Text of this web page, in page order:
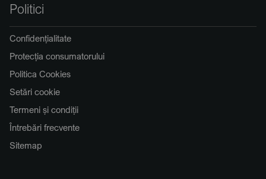
Politici
Confidențialitate
Protecția consumatorului
Politica Cookies
Setări cookie
Termeni și condiții
Întrebări frecvente
Sitemap